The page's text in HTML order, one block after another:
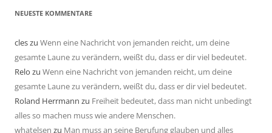
NEUESTE KOMMENTARE
cleszu Wenn eine Nachricht von jemanden reicht, um deine
gesamte Laune zu verändern, weißt du, dass er dir viel bedeutet.
Relo zu Wenn eine Nachricht von jemanden reicht, um deine
gesamte Laune zu verändern, weißt du, dass er dir viel bedeutet.
Roland Herrmann zu Freiheit bedeutet, dass man nicht unbedingt
alles so machen muss wie andere Menschen.
whatelsen zu Man muss an seine Berufung glauben und alles